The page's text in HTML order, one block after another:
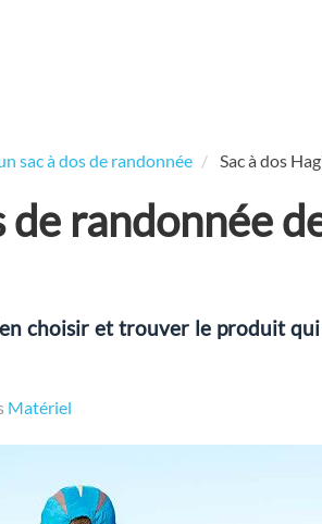
sac à dos de randonnée Sac à dos
de randonnée
choisir et trouver le produit
Matériel